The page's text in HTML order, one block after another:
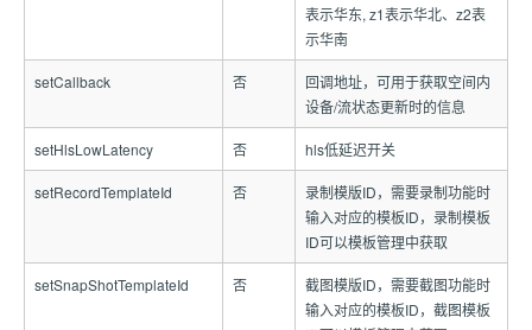
表示华东, z1表示华北、z2表
示华南
setCallback 否
回调地址，可用于获取空间内
设备/流状态更新时的信息
setHlsLowLatency 否 hls低延迟开关
setRecordTemplateId 否
录制模版ID，需要录制功能时
输入对应的模板ID，录制模板
ID可以模板管理中获取
setSnapShotTemplateId 否
截图模版ID，需要截图功能时
输入对应的模板ID，截图模板